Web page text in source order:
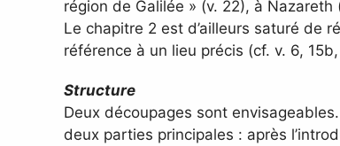
région de Galilée » (v. 22), à Nazareth
Le chapitre 2 est d’ailleurs saturé de
référence à un lieu précis (cf. v. 6,
Structure
Deux découpages sont
deux parties principales : après